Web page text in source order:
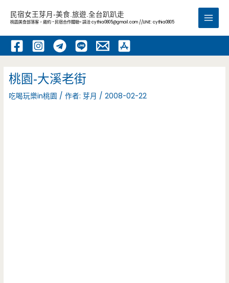
內
民宿女王芽月-美食.旅遊.全台趴趴走
桃園美食部落客，邀約 -民宿合作體驗~ 請洽cythia0805@gmail.com //LINE: cythia0805
Main
桃園-大溪老街
吃喝玩樂in桃園 / 作者:芽月 /2008-02-22